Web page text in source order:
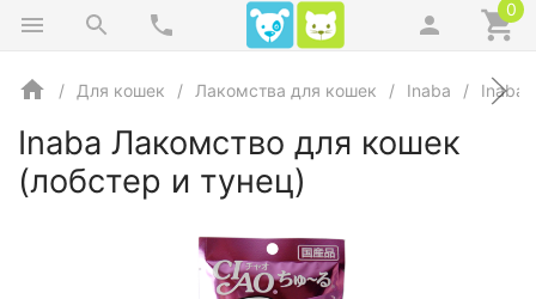
0
Для кошек Лакомства для кошек Inaba Inaba
Inaba Лакомство для кошек
(лобстер и тунец)